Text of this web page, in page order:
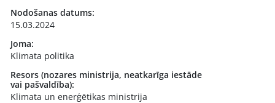
Nodošanas datums:
15.03.2024
Joma:
Klimata politika
Resors (nozares ministrija, neatkarīga iestāde
vai pašvaldība):
Klimata un enerģētikas ministrija